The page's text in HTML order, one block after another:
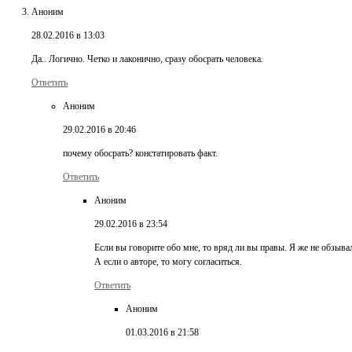
Аноним
28.02.2016 в 13:03
Да.. Логично. Четко и лаконично, сразу обосрать человека.
Ответить
Аноним
29.02.2016 в 20:46
почему обосрать? констатировать факт.
Ответить
Аноним
29.02.2016 в 23:54
Если вы говорите обо мне, то вряд ли вы правы. Я же не
А если о авторе, то могу согласиться.
Ответить
Аноним
01.03.2016 в 21:58